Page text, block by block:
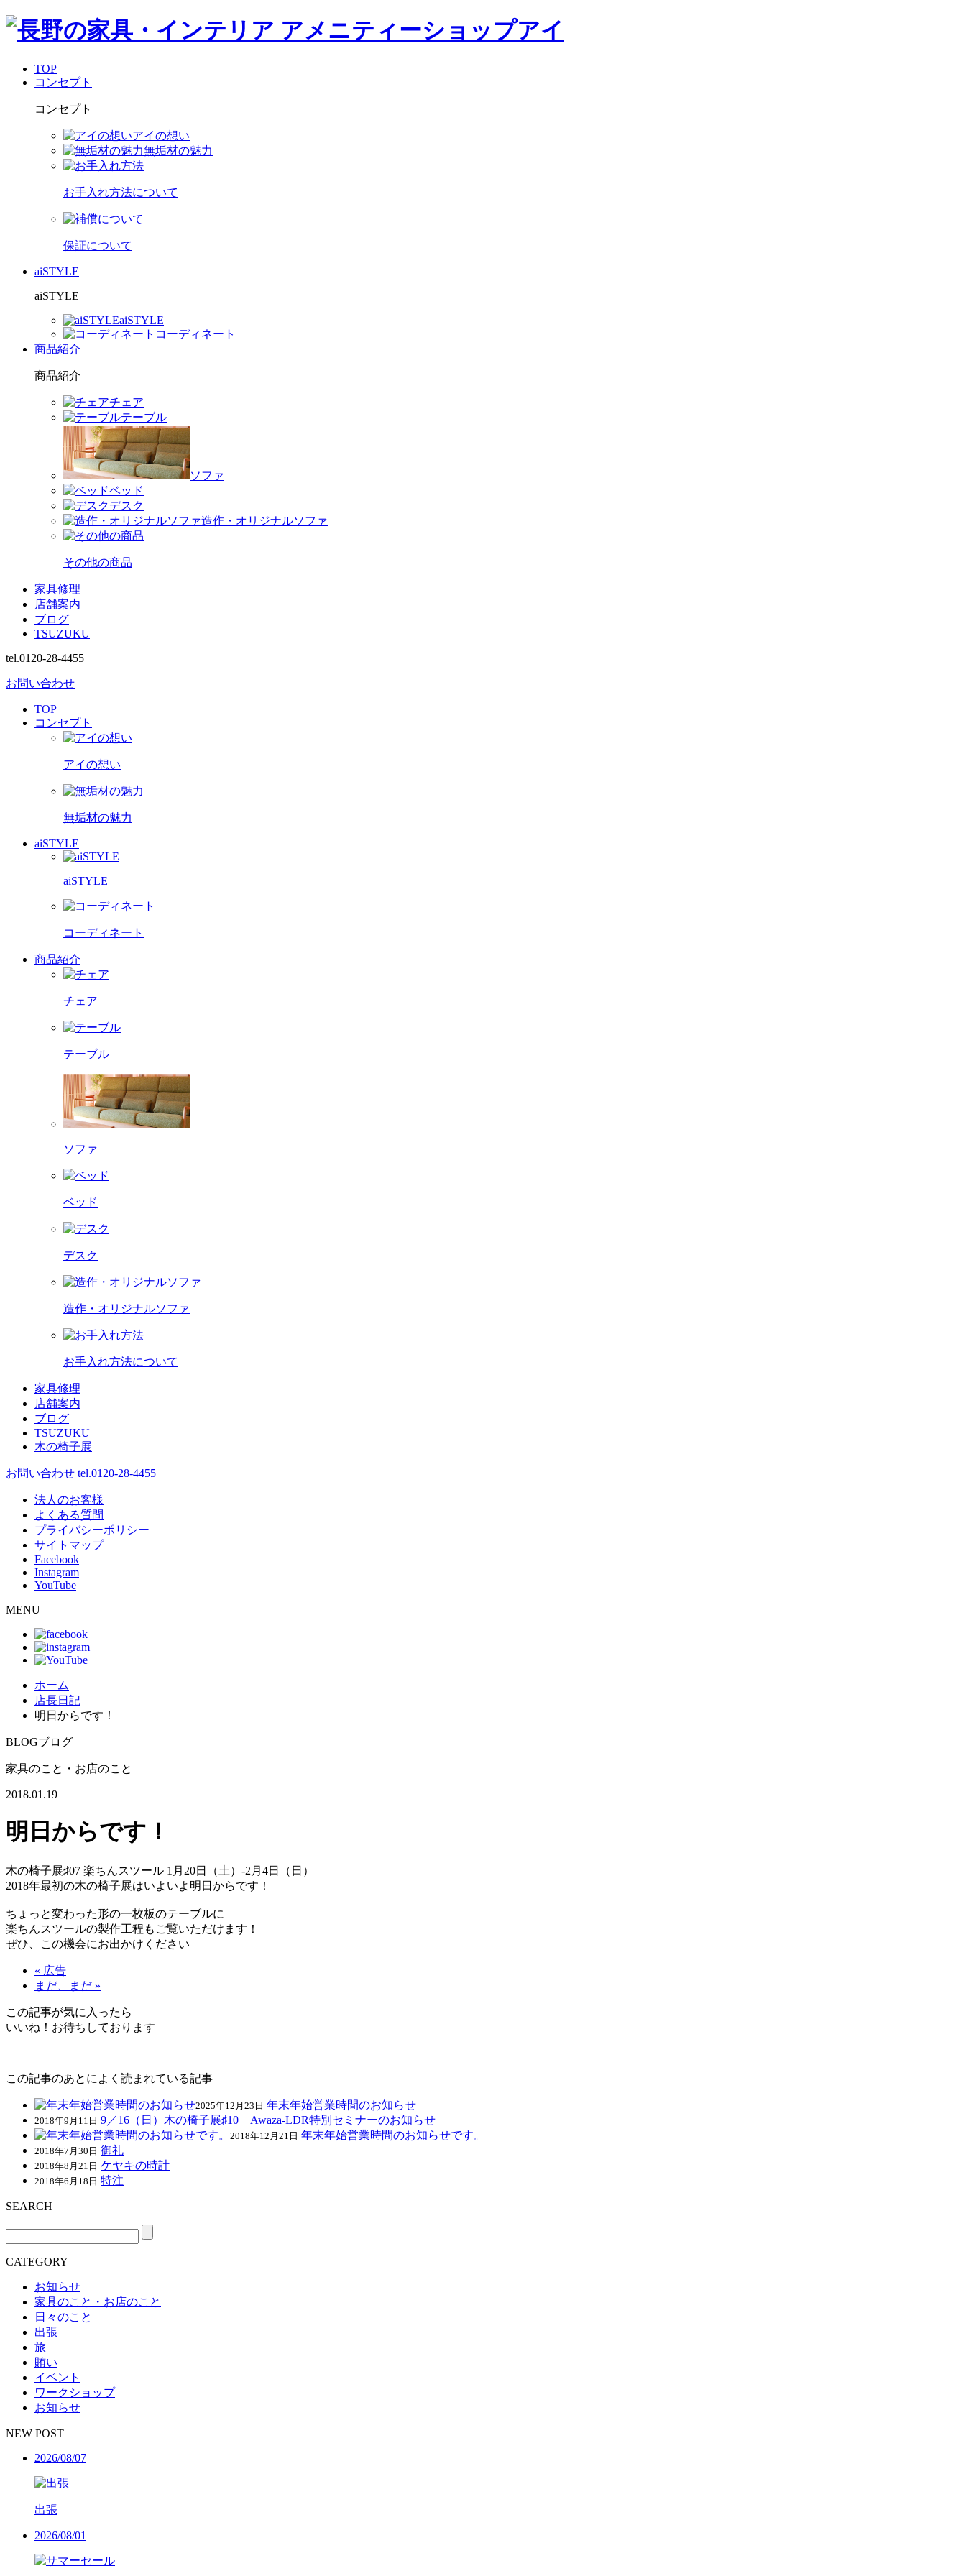
TOP
コンセプト
コンセプト
アイの想い
無垢材の魅力
お手入れ方法について
保証について
aiSTYLE
aiSTYLE
aiSTYLE
コーディネート
商品紹介
商品紹介
チェア
テーブル
ソファ
ベッド
デスク
造作・オリジナルソファ
その他の商品
家具修理
店舗案内
ブログ
TSUZUKU
tel.0120-28-4455
お問い合わせ
TOP
コンセプト
アイの想い
無垢材の魅力
aiSTYLE
aiSTYLE
コーディネート
商品紹介
チェア
テーブル
ソファ
ベッド
デスク
造作・オリジナルソファ
お手入れ方法について
家具修理
店舗案内
ブログ
TSUZUKU
木の椅子展
お問い合わせ tel.0120-28-4455
法人のお客様
よくある質問
プライバシーポリシー
サイトマップ
Facebook
Instagram
YouTube
MENU
ホーム
店長日記
明日からです！
BLOGブログ
家具のこと・お店のこと
2018.01.19
明日からです！
木の椅子展♯07 楽ちんスツール 1月20日（土）-2月4日（日）
2018年最初の木の椅子展はいよいよ明日からです！
ちょっと変わった形の一枚板のテーブルに
楽ちんスツールの製作工程もご覧いただけます！
ぜひ、この機会にお出かけください
« 広告
まだ、まだ »
この記事が気に入ったら
いいね！お待ちしております
この記事のあとによく読まれている記事
2025年12月23日 年末年始営業時間のお知らせ
2018年9月11日 9／16（日）木の椅子展♯10 Awaza-LDR特別セミナーのお知らせ
2018年12月21日 年末年始営業時間のお知らせです。
2018年7月30日 御礼
2018年8月21日 ケヤキの時計
2018年6月18日 特注
SEARCH
CATEGORY
お知らせ
家具のこと・お店のこと
日々のこと
出張
旅
賄い
イベント
ワークショップ
お知らせ
NEW POST
2026/08/07
出張
2026/08/01